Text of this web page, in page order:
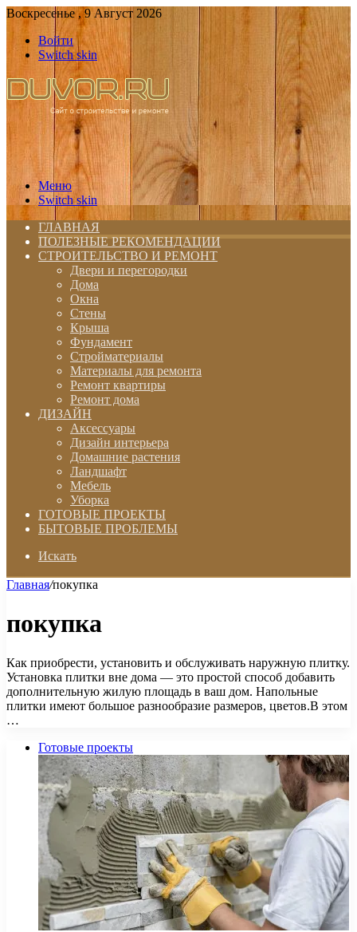
Воскресенье , 9 Август 2026
Войти
Switch skin
Меню
Switch skin
ГЛАВНАЯ
ПОЛЕЗНЫЕ РЕКОМЕНДАЦИИ
СТРОИТЕЛЬСТВО И РЕМОНТ
Двери и перегородки
Дома
Окна
Стены
Крыша
Фундамент
Стройматериалы
Материалы для ремонта
Ремонт квартиры
Ремонт дома
ДИЗАЙН
Аксессуары
Дизайн интерьера
Домашние растения
Ландшафт
Мебель
Уборка
ГОТОВЫЕ ПРОЕКТЫ
БЫТОВЫЕ ПРОБЛЕМЫ
Искать
Главная/покупка
покупка
Как приобрести, установить и обслуживать наружную плитку.
Установка плитки вне дома — это простой способ добавить
дополнительную жилую площадь в ваш дом. Напольные
плитки имеют большое разнообразие размеров, цветов.В этом
…
Готовые проекты